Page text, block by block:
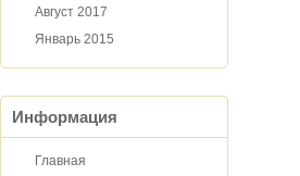
Август 2017
Январь 2015
Информация
Главная